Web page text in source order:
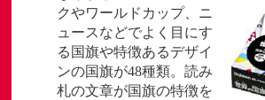
クやワールドカップ、ニ
ュースなどでよく目にす
る国旗や特徴あるデザイ
ンの国旗が48種類。読み
札の文章が国旗の特徴を